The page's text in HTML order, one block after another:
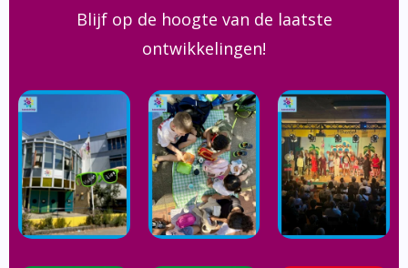
Blijf op de hoogte van de laatste
ontwikkelingen!